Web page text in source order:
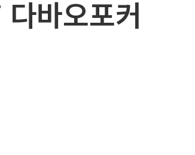
바오포커